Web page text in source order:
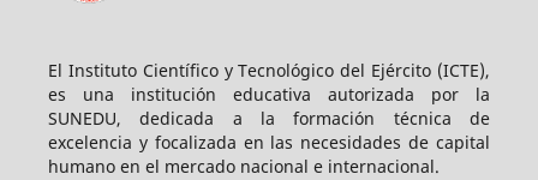
El Instituto Científico y Tecnológico del Ejército (ICTE),
es una institución educativa autorizada por la
SUNEDU, dedicada a la formación técnica de
excelencia y focalizada en las necesidades de capital
humano en el mercado nacional e internacional.